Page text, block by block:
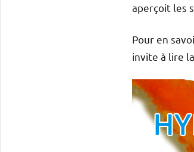
aperçoit les
Pour en
invite à lire